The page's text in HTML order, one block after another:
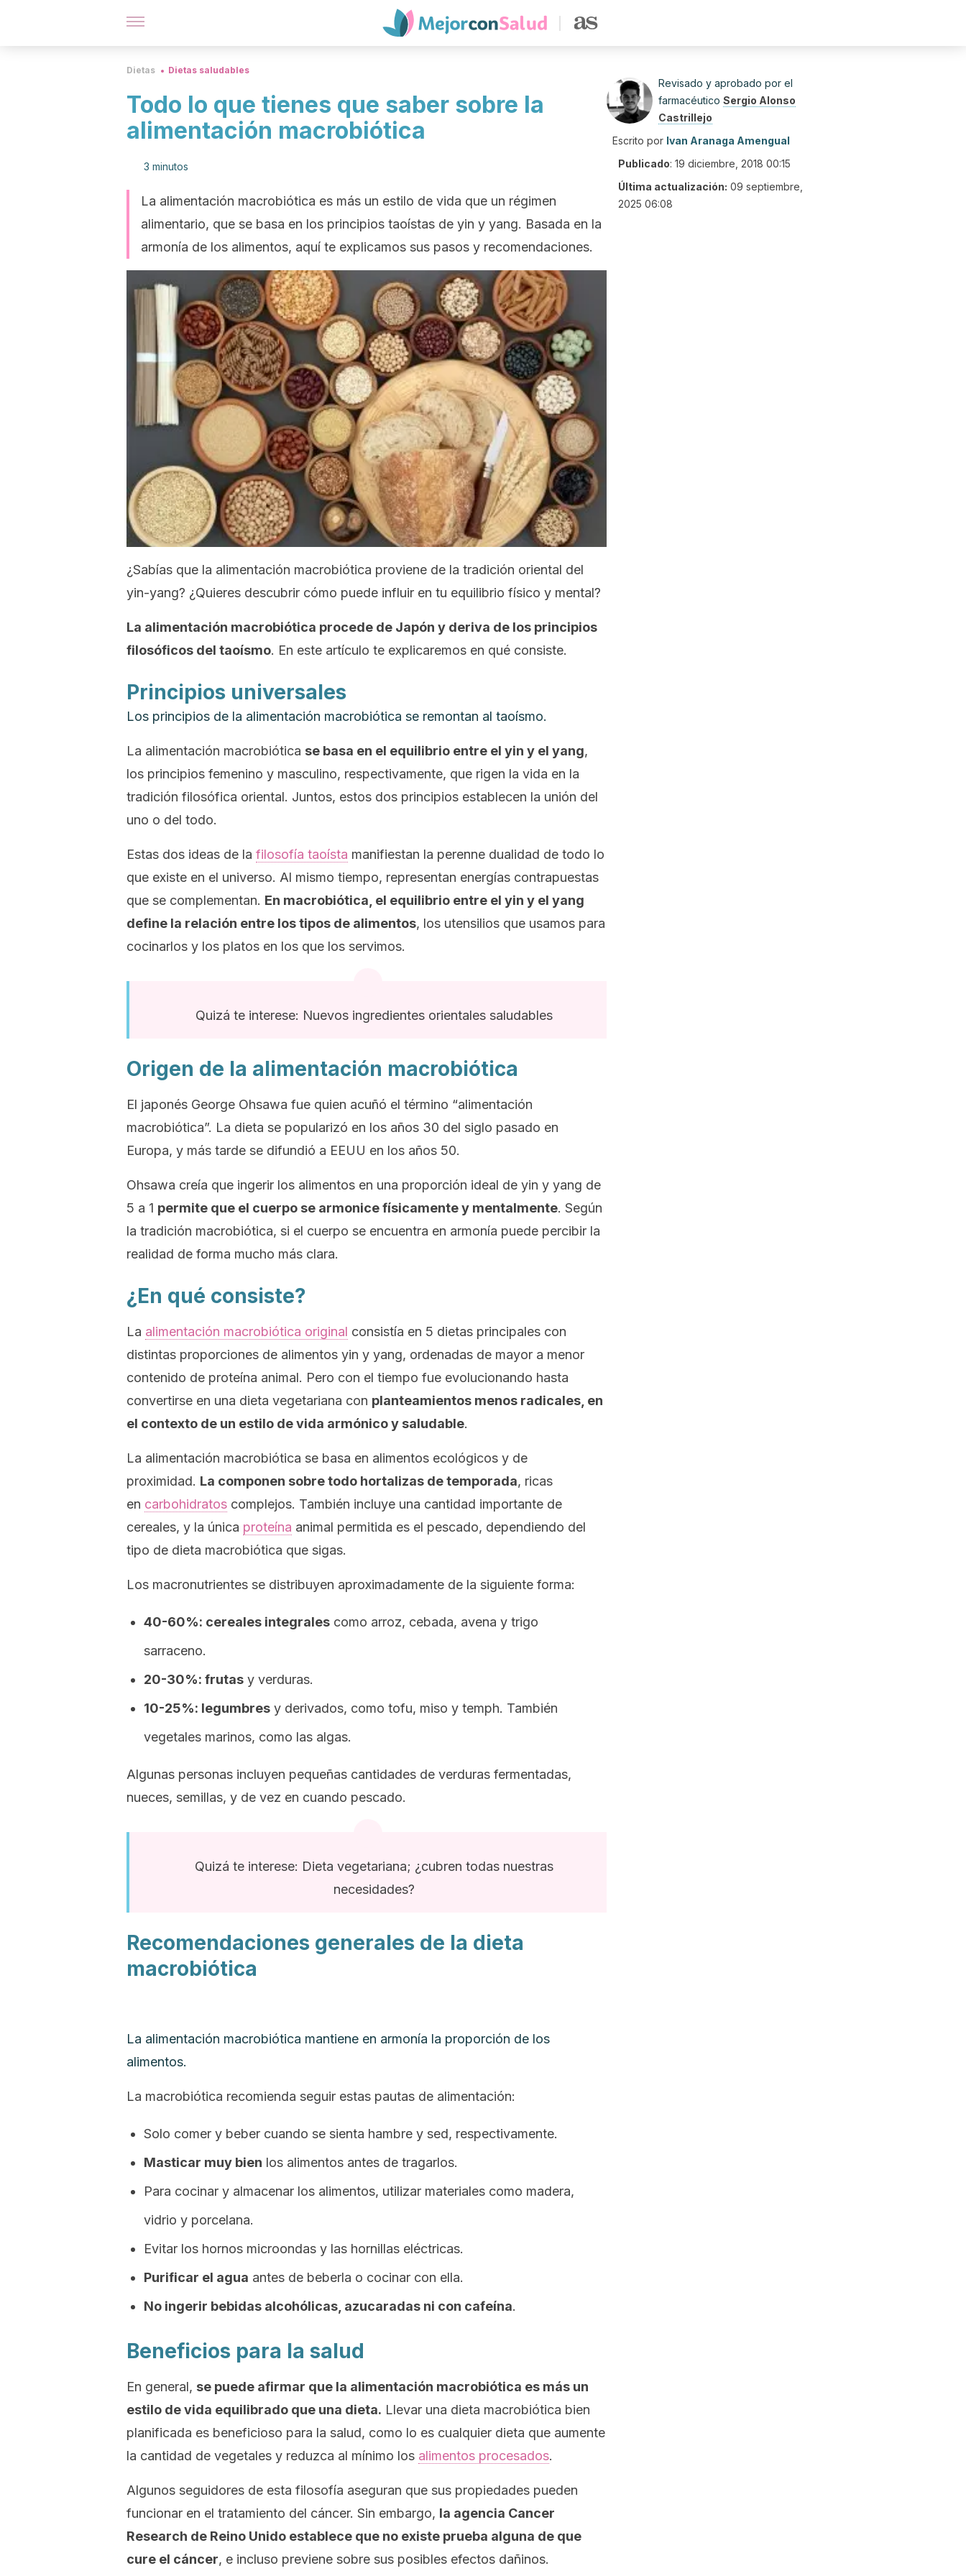
Dietas Dietas saludables
Todo lo que tienes que saber sobre la
alimentación macrobiótica
3 minutos
La alimentación macrobiótica es más un estilo de vida que un régimen
alimentario, que se basa en los principios taoístas de yin y yang. Basada en la
armonía de los alimentos, aquí te explicamos sus pasos y recomendaciones.
¿Sabías que la alimentación macrobiótica proviene de la tradición oriental del
yin-yang? ¿Quieres descubrir cómo puede influir en tu equilibrio físico y mental?
La alimentación macrobiótica procede de Japón y deriva de los principios
filosóficos del taoísmo. En este artículo te explicaremos en qué consiste.
Principios universales
Los principios de la alimentación macrobiótica se remontan al taoísmo.
La alimentación macrobiótica se basa en el equilibrio entre el yin y el yang,
los principios femenino y masculino, respectivamente, que rigen la vida en la
tradición filosófica oriental. Juntos, estos dos principios establecen la unión del
uno o del todo.
Estas dos ideas de la filosofía taoísta manifiestan la perenne dualidad de todo lo
que existe en el universo. Al mismo tiempo, representan energías contrapuestas
que se complementan. En macrobiótica, el equilibrio entre el yin y el yang
define la relación entre los tipos de alimentos, los utensilios que usamos para
cocinarlos y los platos en los que los servimos.
Quizá te interese: Nuevos ingredientes orientales saludables
Origen de la alimentación macrobiótica
El japonés George Ohsawa fue quien acuñó el término “alimentación
macrobiótica”. La dieta se popularizó en los años 30 del siglo pasado en
Europa, y más tarde se difundió a EEUU en los años 50.
Ohsawa creía que ingerir los alimentos en una proporción ideal de yin y yang de
5 a 1 permite que el cuerpo se armonice físicamente y mentalmente. Según
la tradición macrobiótica, si el cuerpo se encuentra en armonía puede percibir la
realidad de forma mucho más clara.
¿En qué consiste?
La alimentación macrobiótica original consistía en 5 dietas principales con
distintas proporciones de alimentos yin y yang, ordenadas de mayor a menor
contenido de proteína animal. Pero con el tiempo fue evolucionando hasta
convertirse en una dieta vegetariana con planteamientos menos radicales, en
el contexto de un estilo de vida armónico y saludable.
La alimentación macrobiótica se basa en alimentos ecológicos y de
proximidad. La componen sobre todo hortalizas de temporada, ricas
en carbohidratos complejos. También incluye una cantidad importante de
cereales, y la única proteína animal permitida es el pescado, dependiendo del
tipo de dieta macrobiótica que sigas.
Los macronutrientes se distribuyen aproximadamente de la siguiente forma:
40-60%: cereales integrales como arroz, cebada, avena y trigo
sarraceno.
20-30%: frutas y verduras.
10-25%: legumbres y derivados, como tofu, miso y temph. También
vegetales marinos, como las algas.
Algunas personas incluyen pequeñas cantidades de verduras fermentadas,
nueces, semillas, y de vez en cuando pescado.
Quizá te interese: Dieta vegetariana; ¿cubren todas nuestras
necesidades?
Recomendaciones generales de la dieta
macrobiótica
La alimentación macrobiótica mantiene en armonía la proporción de los
alimentos.
La macrobiótica recomienda seguir estas pautas de alimentación:
Solo comer y beber cuando se sienta hambre y sed, respectivamente.
Masticar muy bien los alimentos antes de tragarlos.
Para cocinar y almacenar los alimentos, utilizar materiales como madera,
vidrio y porcelana.
Evitar los hornos microondas y las hornillas eléctricas.
Purificar el agua antes de beberla o cocinar con ella.
No ingerir bebidas alcohólicas, azucaradas ni con cafeína.
Beneficios para la salud
En general, se puede afirmar que la alimentación macrobiótica es más un
estilo de vida equilibrado que una dieta. Llevar una dieta macrobiótica bien
planificada es beneficioso para la salud, como lo es cualquier dieta que aumente
la cantidad de vegetales y reduzca al mínimo los alimentos procesados.
Algunos seguidores de esta filosofía aseguran que sus propiedades pueden
funcionar en el tratamiento del cáncer. Sin embargo, la agencia Cancer
Research de Reino Unido establece que no existe prueba alguna de que
cure el cáncer, e incluso previene sobre sus posibles efectos dañinos.
Revisado y aprobado por el
farmacéutico Sergio Alonso
Castrillejo
Escrito por Ivan Aranaga Amengual
Publicado: 19 diciembre, 2018 00:15
Última actualización: 09 septiembre,
2025 06:08